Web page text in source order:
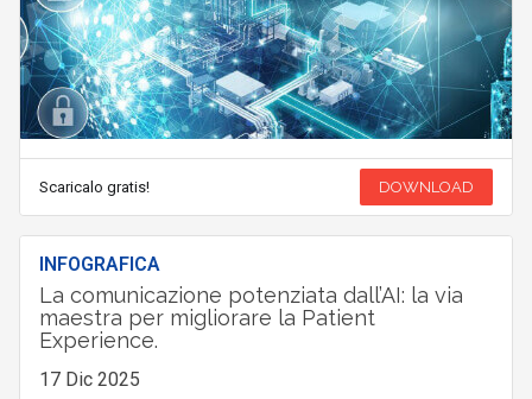
Scaricalo gratis! DOWNLOAD
INFOGRAFICA
La comunicazione potenziata dall’AI: la via
maestra per migliorare la Patient
Experience.
17 Dic 2025